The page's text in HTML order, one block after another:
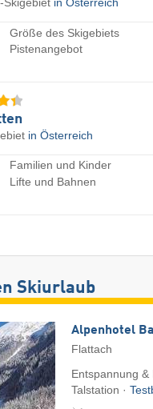
Größe des Skigebiets
Pistenangebot
in Österreich
Familien und Kinder
Lifte und Bahnen
Skiurlaub
Alpenhotel
Flattach
Entspannung &
Talstation ·